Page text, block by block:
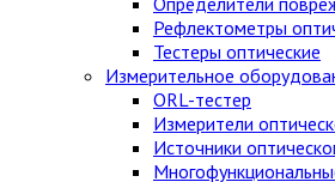
Рефлектометры
Тестеры оптические
Измерительное
ORL-тестер
Измерители
Источники